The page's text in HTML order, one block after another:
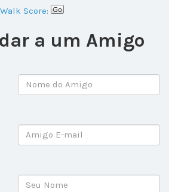
Score:
a um Amigo